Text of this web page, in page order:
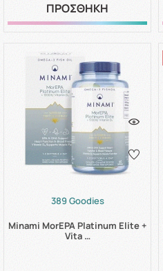
ΠΡΟΣΘΗΚΗ
389 Goodies
Minami MorEPA Platinum Elite +
Vita …